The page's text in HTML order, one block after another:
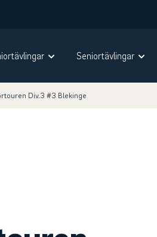
Seniortävlingar
Div.3 #3 Blekinge